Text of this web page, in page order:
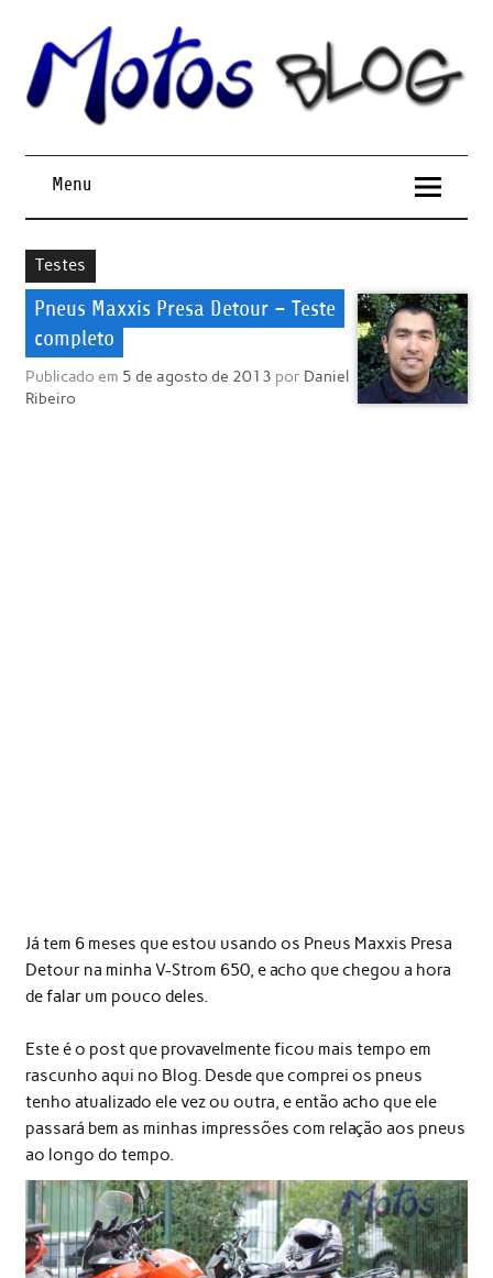
Menu
Testes
Pneus Maxxis Presa Detour – Teste
completo
Publicado em 5 de agosto de 2013 por Daniel
Ribeiro
Já tem 6 meses que estou usando os Pneus Maxxis Presa
Detour na minha V-Strom 650, e acho que chegou a hora
de falar um pouco deles.
Este é o post que provavelmente ficou mais tempo em
rascunho aqui no Blog. Desde que comprei os pneus
tenho atualizado ele vez ou outra, e então acho que ele
passará bem as minhas impressões com relação aos pneus
ao longo do tempo.